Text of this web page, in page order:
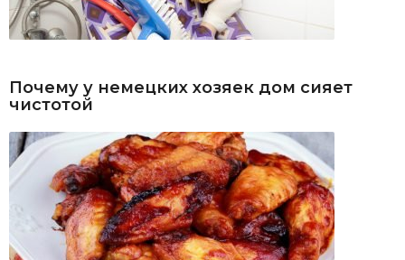
Почему у немецких хозяек дом сияет
чистотой